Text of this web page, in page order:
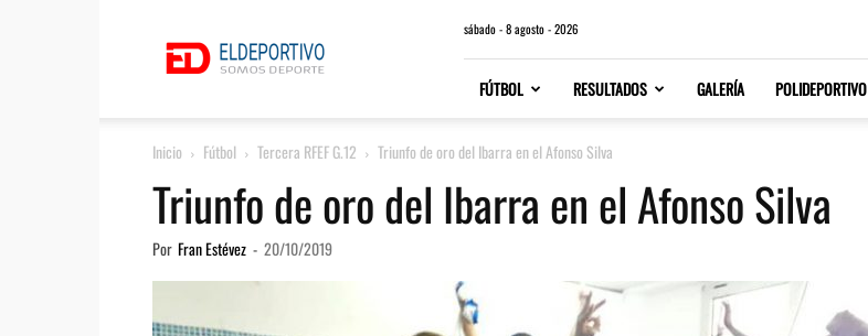
sábado - 8 agosto - 2026
FÚTBOL RESULTADOS GALERÍA POLIDEPORTIVO
Inicio Fútbol Tercera RFEF G.12 Triunfo de oro del Ibarra en el Afonso Silva
Triunfo de oro del Ibarra en el Afonso Silva
Por Fran Estévez - 20/10/2019